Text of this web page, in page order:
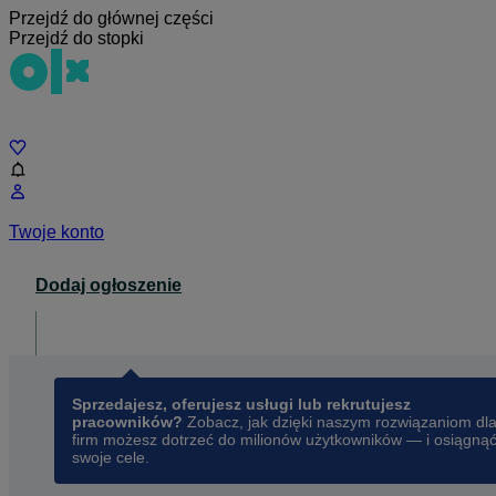
Przejdź do głównej części
Przejdź do stopki
Twoje konto
Dodaj ogłoszenie
Sprzedajesz, oferujesz usługi lub rekrutujesz
pracowników? Zobacz, jak dzięki naszym rozwiązaniom dla
firm możesz dotrzeć do milionów użytkowników — i osiągnąć
swoje cele.